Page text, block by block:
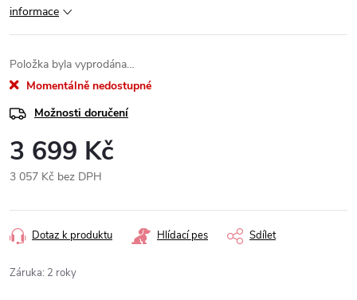
informace
Položka byla vyprodána…
Momentálně nedostupné
Možnosti doručení
3 699 Kč
3 057 Kč bez DPH
cena:
Dotaz k produktu Hlídací pes Sdílet
Záruka: 2 roky